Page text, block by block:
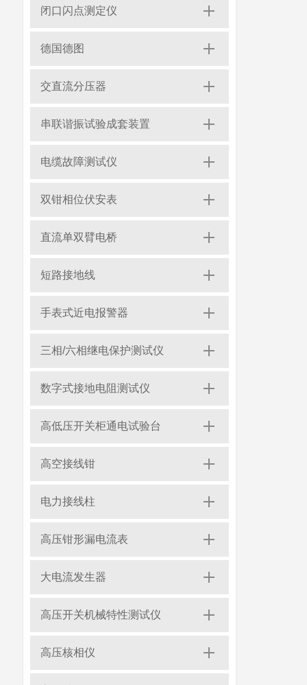
闭口闪点测定仪
德国德图
交直流分压器
串联谐振试验成套装置
电缆故障测试仪
双钳相位伏安表
直流单双臂电桥
短路接地线
手表式近电报警器
三相/六相继电保护测试仪
数字式接地电阻测试仪
高低压开关柜通电试验台
高空接线钳
电力接线柱
高压钳形漏电流表
大电流发生器
高压开关机械特性测试仪
高压核相仪